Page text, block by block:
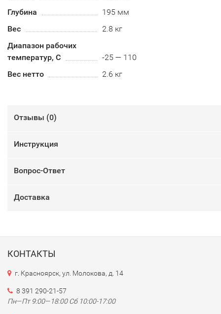
Глубина
195 мм
Вес
2.8 кг
Диапазон рабочих
температур, C
-25 — 110
Вес нетто
2.6 кг
Отзывы (0)
Инструкция
Вопрос-Ответ
Доставка
КОНТАКТЫ
г. Красноярск, ул. Молокова, д. 14
8 391 290-21-57
Пн—Пт 9:00—18:00 Сб 10:00-17:00